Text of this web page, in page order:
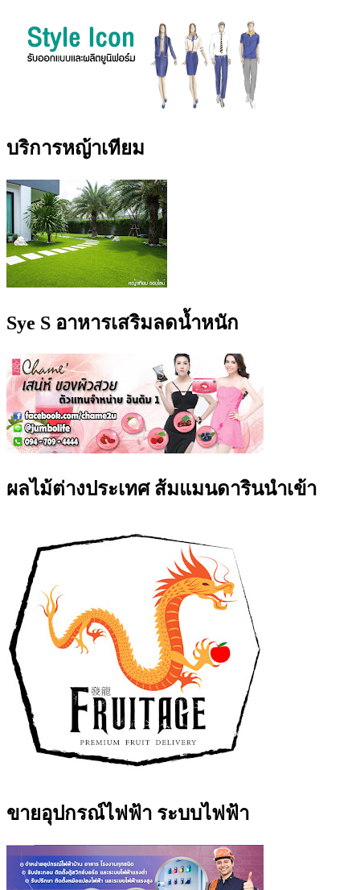
บริการหญ้าเทียม
Sye S อาหารเสริมลดน้ำหนัก
ผลไม้ต่างประเทศ ส้มแมนดารินนำเข้า
ขายอุปกรณ์ไฟฟ้า ระบบไฟฟ้า